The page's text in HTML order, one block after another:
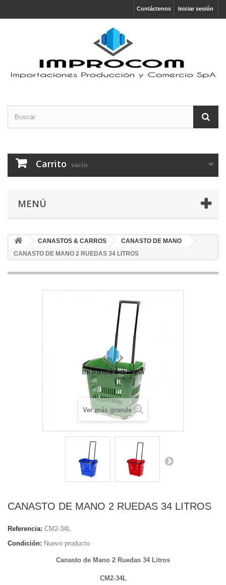
Iniciar sesión
Contáctenos
Carrito vacío
MENÚ
CANASTOS & CARROS
CANASTO DE MANO
CANASTO DE MANO 2 RUEDAS 34 LITROS
Ver más grande
CANASTO DE MANO 2 RUEDAS 34 LITROS
Referencia: CM2-34L
Condición: Nuevo producto
Canasto de Mano 2 Ruedas 34 Litros
CM2-34L